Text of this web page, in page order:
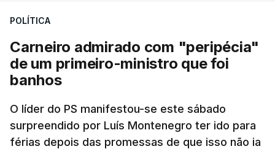
POLÍTICA
Carneiro admirado com "peripécia"
de um primeiro-ministro que foi
banhos
O líder do PS manifestou-se este sábado
surpreendido por Luís Montenegro ter ido para
férias depois das promessas de que isso não ia